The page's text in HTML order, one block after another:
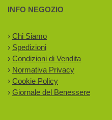
INFO NEGOZIO
› Chi Siamo
› Spedizioni
› Condizioni di Vendita
› Normativa Privacy
› Cookie Policy
› Giornale del Benessere